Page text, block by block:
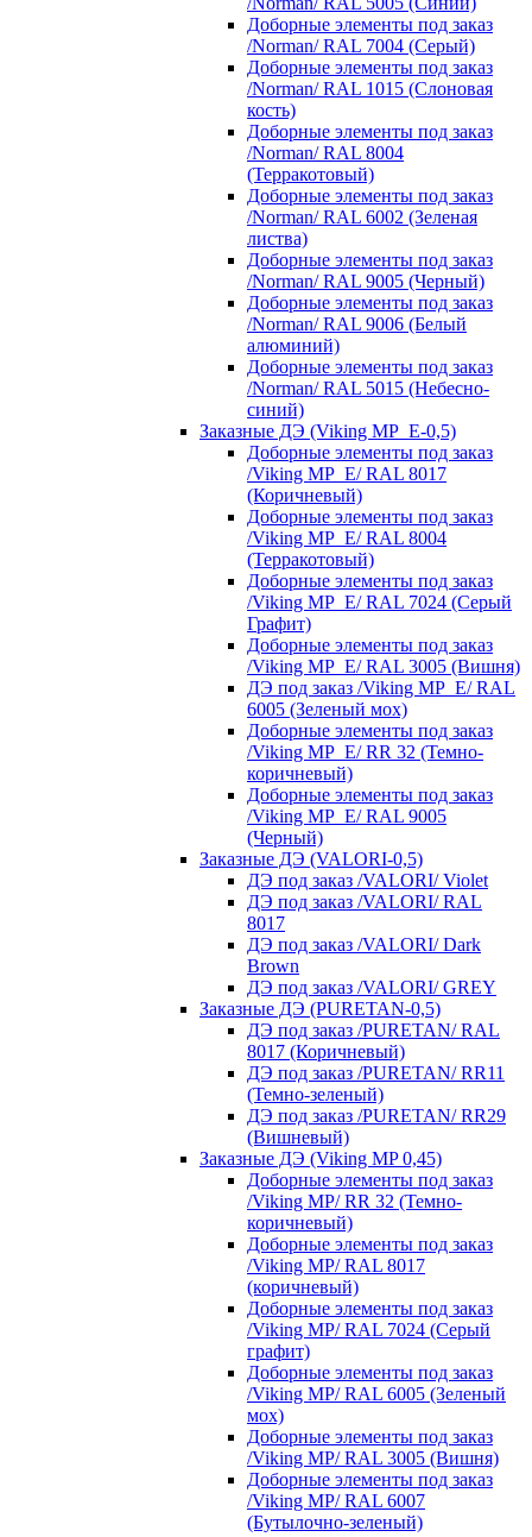
Доборные элементы под заказ
/Norman/ RAL 7004 (Серый)
Доборные элементы под заказ
/Norman/ RAL 1015 (Слоновая
кость)
Доборные элементы под заказ
/Norman/ RAL 8004
(Терракотовый)
Доборные элементы под заказ
/Norman/ RAL 6002 (Зеленая
листва)
Доборные элементы под заказ
/Norman/ RAL 9005 (Черный)
Доборные элементы под заказ
/Norman/ RAL 9006 (Белый
алюминий)
Доборные элементы под заказ
/Norman/ RAL 5015 (Небесно-
синий)
Заказные ДЭ (Viking MP_E-0,5)
Доборные элементы под заказ
/Viking MP_E/ RAL 8017
(Коричневый)
Доборные элементы под заказ
/Viking MP_E/ RAL 8004
(Терракотовый)
Доборные элементы под заказ
/Viking MP_E/ RAL 7024 (Серый
Графит)
Доборные элементы под заказ
/Viking MP_E/ RAL 3005 (Вишня)
ДЭ под заказ /Viking MP_E/ RAL
6005 (Зеленый мох)
Доборные элементы под заказ
/Viking MP_E/ RR 32 (Темно-
коричневый)
Доборные элементы под заказ
/Viking MP_E/ RAL 9005
(Черный)
Заказные ДЭ (VALORI-0,5)
ДЭ под заказ /VALORI/ Violet
ДЭ под заказ /VALORI/ RAL
8017
ДЭ под заказ /VALORI/ Dark
Brown
ДЭ под заказ /VALORI/ GREY
Заказные ДЭ (PURETAN-0,5)
ДЭ под заказ /PURETAN/ RAL
8017 (Коричневый)
ДЭ под заказ /PURETAN/ RR11
(Темно-зеленый)
ДЭ под заказ /PURETAN/ RR29
(Вишневый)
Заказные ДЭ (Viking MP 0,45)
Доборные элементы под заказ
/Viking MP/ RR 32 (Темно-
коричневый)
Доборные элементы под заказ
/Viking MP/ RAL 8017
(коричневый)
Доборные элементы под заказ
/Viking MP/ RAL 7024 (Серый
графит)
Доборные элементы под заказ
/Viking MP/ RAL 6005 (Зеленый
мох)
Доборные элементы под заказ
/Viking MP/ RAL 3005 (Вишня)
Доборные элементы под заказ
/Viking MP/ RAL 6007
(Бутылочно-зеленый)